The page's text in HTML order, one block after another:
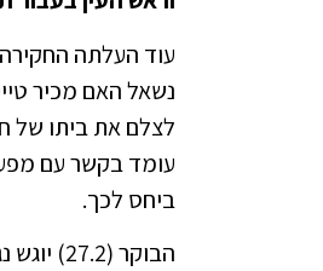
עוד העלתה
נשאל האם מכיר
לצלם את ביתו של
עומד בקשר עם
ביחס לכך.
הבוקר (27.2) יוגש נגדו כתב אישום חמור לבית המשפט המחוזי בלוד בגין עבירות של מגע עם סוכן חוץ.